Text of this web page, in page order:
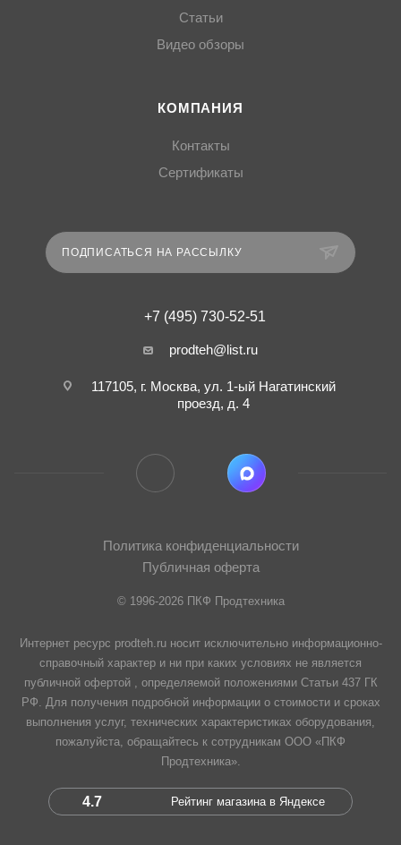
Статьи
Видео обзоры
КОМПАНИЯ
Контакты
Сертификаты
ПОДПИСАТЬСЯ НА РАССЫЛКУ
+7 (495) 730-52-51
prodteh@list.ru
117105, г. Москва, ул. 1-ый Нагатинский
проезд, д. 4
Политика конфиденциальности
Публичная оферта
© 1996-2026 ПКФ Продтехника
Интернет ресурс prodteh.ru носит исключительно информационно-
справочный характер и ни при каких условиях не является
публичной офертой , определяемой положениями Статьи 437 ГК
РФ. Для получения подробной информации о стоимости и сроках
выполнения услуг, технических характеристиках оборудования,
пожалуйста, обращайтесь к сотрудникам ООО «ПКФ
Продтехника».
4.7 Рейтинг магазина в Яндексе